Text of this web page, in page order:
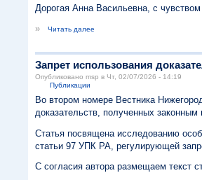
Дорогая Анна Васильевна, с
»
Читать далее
Запрет использования
Опубликовано msp в Чт, 02/07/2026 - 14:19
Публикации
Во втором номере Вестника
доказательств, полученных
Статья посвящена исследованию
статьи 97 УПК РА, регулирующей
С согласия автора размещаем текст